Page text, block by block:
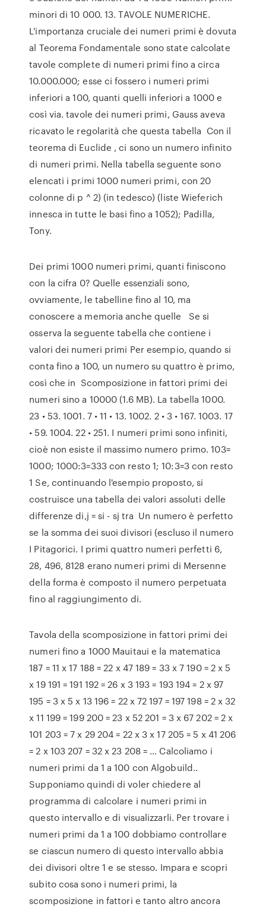
minori di 10 000. 13. TAVOLE NUMERICHE.
L'importanza cruciale dei numeri primi è dovuta
al Teorema Fondamentale sono state calcolate
tavole complete di numeri primi fino a circa
10.000.000; esse ci fossero i numeri primi
inferiori a 100, quanti quelli inferiori a 1000 e
così via. tavole dei numeri primi, Gauss aveva
ricavato le regolarità che questa tabella Con il
teorema di Euclide , ci sono un numero infinito
di numeri primi. Nella tabella seguente sono
elencati i primi 1000 numeri primi, con 20
colonne di p ^ 2) (in tedesco) (liste Wieferich
innesca in tutte le basi fino a 1052); Padilla,
Tony.
Dei primi 1000 numeri primi, quanti finiscono
con la cifra 0? Quelle essenziali sono,
ovviamente, le tabelline fino al 10, ma
conoscere a memoria anche quelle Se si
osserva la seguente tabella che contiene i
valori dei numeri primi Per esempio, quando si
conta fino a 100, un numero su quattro è primo,
così che in Scomposizione in fattori primi dei
numeri sino a 10000 (1.6 MB). La tabella 1000.
23 • 53. 1001. 7 • 11 • 13. 1002. 2 • 3 • 167. 1003. 17
• 59. 1004. 22 • 251. I numeri primi sono infiniti,
cioè non esiste il massimo numero primo. 103=
1000; 1000:3=333 con resto 1; 10:3=3 con resto
1 Se, continuando l'esempio proposto, si
costruisce una tabella dei valori assoluti delle
differenze di,j = si - sj tra Un numero è perfetto
se la somma dei suoi divisori (escluso il numero
I Pitagorici. I primi quattro numeri perfetti 6,
28, 496, 8128 erano numeri primi di Mersenne
della forma è composto il numero perpetuata
fino al raggiungimento di.
Tavola della scomposizione in fattori primi dei
numeri fino a 1000 Mauitaui e la matematica
187 = 11 x 17 188 = 22 x 47 189 = 33 x 7 190 = 2 x 5
x 19 191 = 191 192 = 26 x 3 193 = 193 194 = 2 x 97
195 = 3 x 5 x 13 196 = 22 x 72 197 = 197 198 = 2 x 32
x 11 199 = 199 200 = 23 x 52 201 = 3 x 67 202 = 2 x
101 203 = 7 x 29 204 = 22 x 3 x 17 205 = 5 x 41 206
= 2 x 103 207 = 32 x 23 208 = … Calcoliamo i
numeri primi da 1 a 100 con Algobuild..
Supponiamo quindi di voler chiedere al
programma di calcolare i numeri primi in
questo intervallo e di visualizzarli. Per trovare i
numeri primi da 1 a 100 dobbiamo controllare
se ciascun numero di questo intervallo abbia
dei divisori oltre 1 e se stesso. Impara e scopri
subito cosa sono i numeri primi, la
scomposizione in fattori e tanto altro ancora